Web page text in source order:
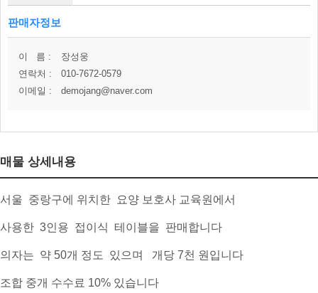
판매자정보
이 름 :
장성웅
연락처 :
010-7672-0579
이메일 :
demojang@naver.com
매물 상세내용
서울 중랑구에 위치한 요양 보호사 교육원에서
사용한 3인용 접이식 테이블을 판매합니다
의자는 약 50개 정도 있으며 개당 7천 원입니다
조합 중개 수수료 10% 있습니다